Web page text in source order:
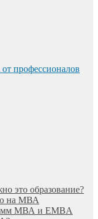
это образование?
на МВА
МВА и EMBA